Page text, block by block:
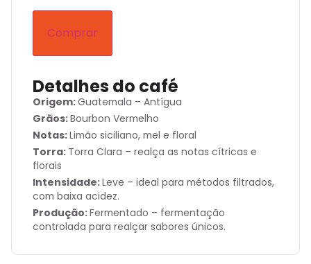
Comprar
Detalhes do café
Origem:Guatemala – Antígua
Grãos:Bourbon Vermelho
Notas:Limão siciliano, mel e floral
Torra: Torra Clara – realça as notas cítricas e
florais
Intensidade:Leve – ideal para métodos filtrados,
com baixa acidez.
Produção:Fermentado – fermentação
controlada para realçar sabores únicos.